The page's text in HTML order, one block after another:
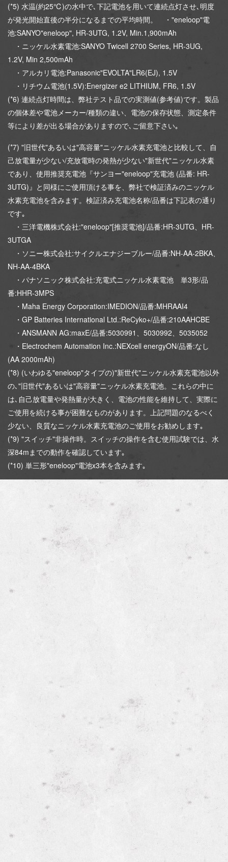
(*5) 水温(約25℃)の水中で､下記電池を用いて連続点灯させ､明度
が発光開始直後の半分になるまでの平均時間。 ・"eneloop"電
池:SANYO"eneloop", HR-3UTG, 1.2V, Min.1,900mAh
・ニッケル水素電池:SANYO Twicell 2700 Series, HR-3UG,
1.2V, Min 2,500mAh
・アルカリ電池:Panasonic"EVOLTA"LR6(EJ), 1.5V
・リチウム電池(1.5V):Energizer e2 LITHIUM, FR6, 1.5V
(*6) 連続点灯時間は、弊社テスト品での実測値(参考値)です。製品
の個体差や電池メーカー/種類の違い、電池の保存状態、測定条件
等により差が出る場合がありますので､ご留意下さい｡
(*7) "旧世代"あるいは"高容量"ニッケル水素充電池と比較して、自
己放電量が少ない/充放電時の発熱が少ない"新世代"ニッケル水素
であり、使用推奨充電池『サンヨー"eneloop"充電池 (品番: HR-
3UTG)』と同様にご使用頂ける事を、弊社で検証済みのニッケル
水素充電池を含みます。検証済み充電池名称/品番は下記表の通り
です｡
・三洋電機株式会社:"eneloop"[推奨電池]/品番:HR-3UTG、HR-
3UTGA
・ソニー株式会社:サイクルエナジーブルー/品番:NH-AA-2BKA、
NH-AA-4BKA
・パナソニック株式会社:充電式ニッケル水素電池 単3形/品
番:HHR-3MPS
・Maha Energy Corporation:IMEDION/品番:MHRAAI4
・GP Batteries International Ltd.:ReCyko+/品番:210AAHCBE
・ANSMANN AG:maxE/品番:5030991、5030992、5035052
・Electrochem Automation Inc.:NEXcell energyON/品番:なし
(AA 2000mAh)
(*8) (いわゆる"eneloop"タイプの)"新世代"ニッケル水素充電池以外
の､"旧世代"あるいは"高容量"ニッケル水素充電池。これらの中に
は､自己放電量や発熱量が大きく、電池の性能を維持して、実際に
ご使用を続ける事が困難なものがあります。上記問題のなるべく
少ない、良質なニッケル水素充電池のご使用をお勧めします｡
(*9) "スイッチ"非操作時。スイッチの操作を含む使用試験では、水
深84mまでの動作を確認しています｡
(*10) 単三形"eneloop"電池x3本を含みます｡